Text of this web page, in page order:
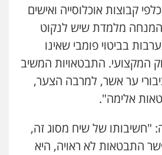
קבוצות אוכלוסייה ואישים
המנחה מלמדת שיש לנקוט
בביטוי פומבי שאינו
המקצועי. התבטאויות המשיב
ער אשר, למרבה הצער,
אלימה".
"חשיבותו של שיח מסוג זה,
התבטאות לא ראויה, היא
כלכלי פשיעה חמורה מעצרים
רינצקי
כלכלי ניהול משפטים
עו"ד
מעצרים וחקירות עבירות המתה עורכי